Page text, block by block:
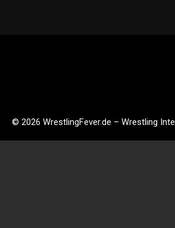
© 2026 WrestlingFever.de – Wrestling